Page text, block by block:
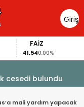
Giriş
Yap
FAİZ
41,540,00%
cesedi bulundu
mali yardım yapacak